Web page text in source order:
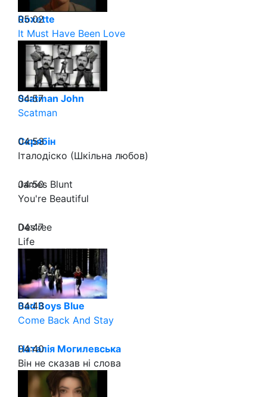
05:02
Roxette
It Must Have Been Love
04:57
Scatman John
Scatman
04:53
Скрябін
Італодіско (Шкільна любов)
04:50
James Blunt
You're Beautiful
04:47
Des'ree
Life
04:43
Bad Boys Blue
Come Back And Stay
04:40
Наталія Могилевська
Він не сказав ні слова